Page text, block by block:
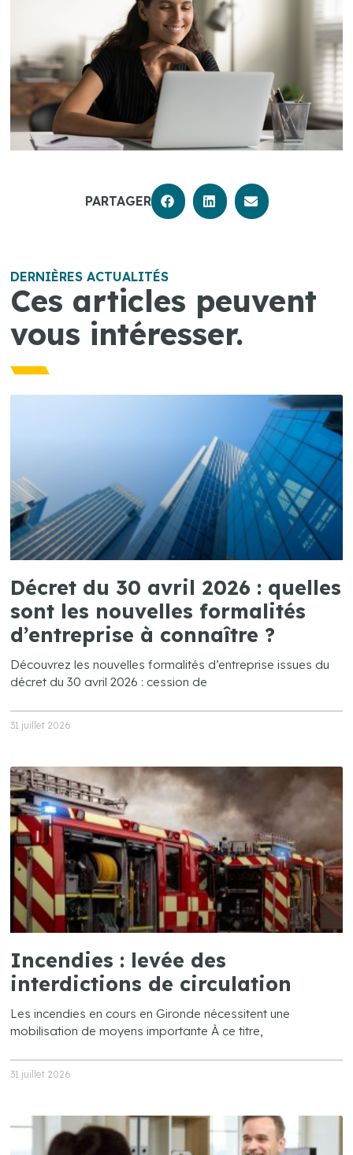
PARTAGER
DERNIÈRES ACTUALITÉS
Ces articles peuvent
vous intéresser.
Décret du 30 avril 2026 : quelles
sont les nouvelles formalités
d’entreprise à connaître ?
Découvrez les nouvelles formalités d’entreprise issues du
décret du 30 avril 2026 : cession de
31 juillet 2026
Incendies : levée des
interdictions de circulation
Les incendies en cours en Gironde nécessitent une
mobilisation de moyens importante À ce titre,
31 juillet 2026